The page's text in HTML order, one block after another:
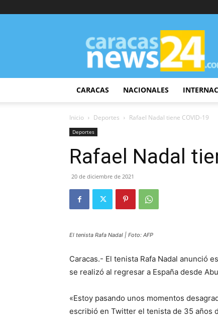
CaracasNews24
CARACAS NACIONALES
Inicio Deportes Rafael Nadal tiene COVID-19
Deportes
Rafael Nadal
20 de diciembre de 2021
El tenista Rafa Nadal | Foto: AFP
Caracas.- El tenista Rafa Nadal anunció
se realizó al regresar a España desde
«Estoy pasando unos momentos
escribió en Twitter el tenista de 35 años